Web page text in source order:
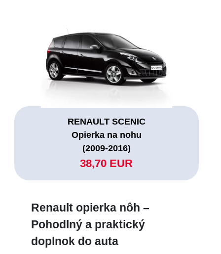
RENAULT SCENIC
Opierka na nohu
(2009-2016)
38,70 EUR
Renault opierka nôh –
Pohodlný a praktický
doplnok do auta